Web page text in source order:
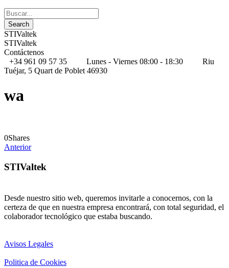
STIValtek
STIValtek
Contáctenos
+34 961 09 57 35
Lunes - Viernes 08:00 - 18:30
Riu
Tuéjar, 5 Quart de Poblet 46930
wa
0Shares
Anterior
STIValtek
Desde nuestro sitio web, queremos invitarle a conocernos, con la
certeza de que en nuestra empresa encontrará, con total seguridad, el
colaborador tecnológico que estaba buscando.
Avisos Legales
Politica de Cookies